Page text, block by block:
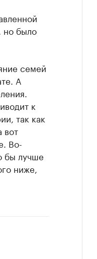
но было
семей
А
к
так как
вот
Во-
бы лучше
ниже,